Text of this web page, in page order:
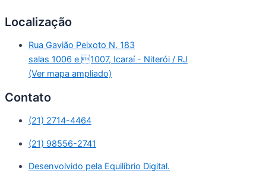
Localização
Rua Gavião Peixoto N. 183
salas 1006 e 1007, Icaraí - Niterói / RJ
(Ver mapa ampliado)
Contato
(21) 2714-4464
(21) 98556-2741
Desenvolvido pela Equilíbrio Digital.